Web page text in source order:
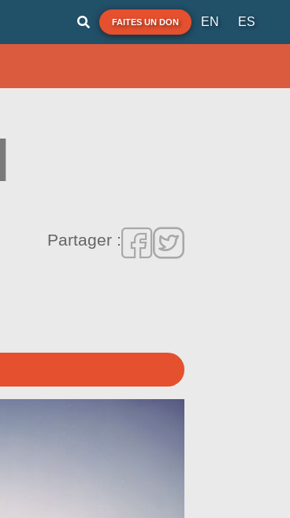
FAITES UN DON EN ES
Partager :